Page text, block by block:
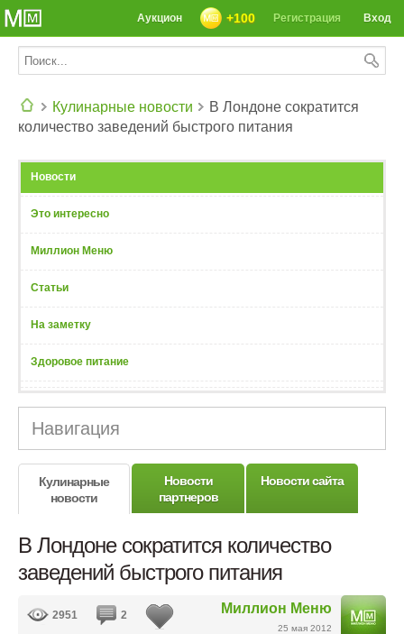
Вход
Регистрация
+100
Аукцион
Кулинарные новости
В Лондоне сократится
количество заведений быстрого питания
Новости
Это интересно
Миллион Меню
Статьи
На заметку
Здоровое питание
Навигация
Кулинарные
новости
Новости
партнеров
Новости сайта
В Лондоне сократится количество
заведений быстрого питания
Миллион Меню
25 мая 2012
2951 2